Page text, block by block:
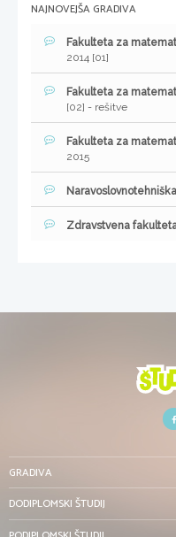
NAJNOVEJŠA GRADIVA
Fakulteta za
2014 [01]
Fakulteta za
[02] - rešitve
Fakulteta za
2015
Zdravstvena
GRADIVA
DODIPLOMSKI ŠTUDIJ